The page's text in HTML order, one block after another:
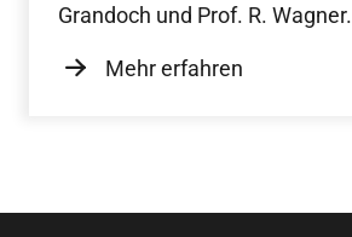
Grandoch und Prof. R. Wagner.
Mehr erfahren